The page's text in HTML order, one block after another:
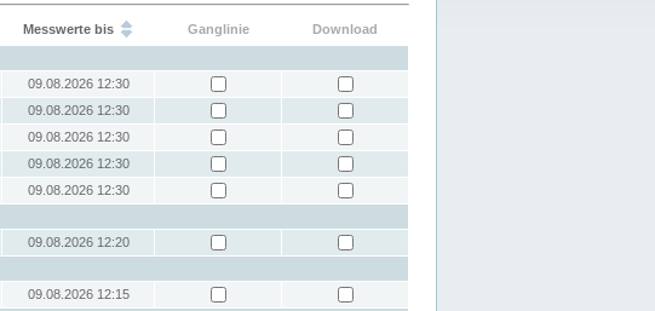
Messwerte bis Ganglinie
Download
09.08.2026 12:30
09.08.2026 12:30
09.08.2026 12:30
09.08.2026 12:30
09.08.2026 12:30
09.08.2026 12:20
09.08.2026 12:15